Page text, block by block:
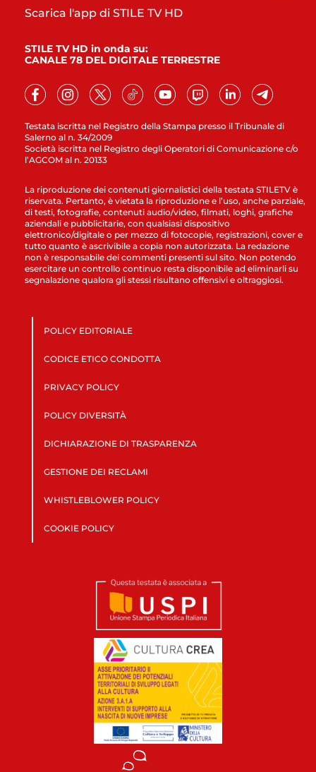
Testata iscritta nel Registro della Stampa presso il Tribunale di
Salerno al n. 34/2009
Società iscritta nel Registro degli Operatori di Comunicazione c/o
l’AGCOM al n. 20133
Scarica l'app di STILE TV HD
STILE TV HD in onda su:
CANALE 78 DEL DIGITALE TERRESTRE
La riproduzione dei contenuti giornalistici della testata STILETV è
riservata. Pertanto, è vietata la riproduzione e l’uso, anche parziale,
di testi, fotografie, contenuti audio/video, filmati, loghi, grafiche
aziendali e pubblicitarie, con qualsiasi dispositivo
elettronico/digitale o per mezzo di fotocopie, registrazioni, cover e
tutto quanto è ascrivibile a copia non autorizzata. La redazione
non è responsabile dei commenti presenti sul sito. Non potendo
esercitare un controllo continuo resta disponibile ad eliminarli su
segnalazione qualora gli stessi risultano offensivi e oltraggiosi.
POLICY EDITORIALE
CODICE ETICO CONDOTTA
PRIVACY POLICY
POLICY DIVERSITÀ
DICHIARAZIONE DI TRASPARENZA
GESTIONE DEI RECLAMI
WHISTLEBLOWER POLICY
COOKIE POLICY